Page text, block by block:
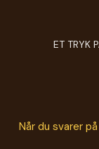
ET TRYK
Når du svarer